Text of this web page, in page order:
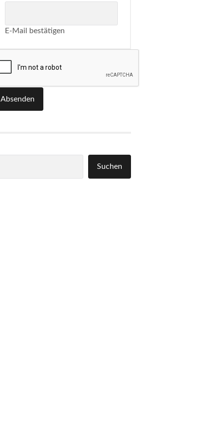
E-Mail bestätigen
Absenden
Suchen